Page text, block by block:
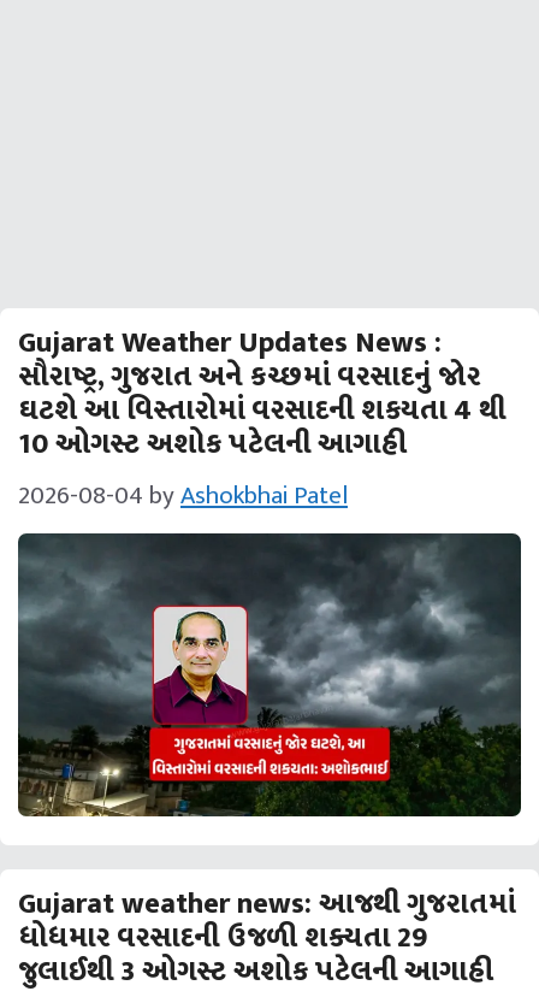
Gujarat Weather Updates News :
સૌરાષ્‍ટ્ર, ગુજરાત અને કચ્‍છમાં વરસાદનું જોર
ઘટશે આ વિસ્‍તારોમાં વરસાદની શકયતા 4 થી
10 ઓગસ્ટ અશોક પટેલની આગાહી
2026-08-04 byAshokbhai Patel
Gujarat weather news: આજથી ગુજરાતમાં
ધોધમાર વરસાદની ઉજળી શક્‍યતા 29
જુલાઈથી 3 ઓગસ્ટ અશોક પટેલની આગાહી